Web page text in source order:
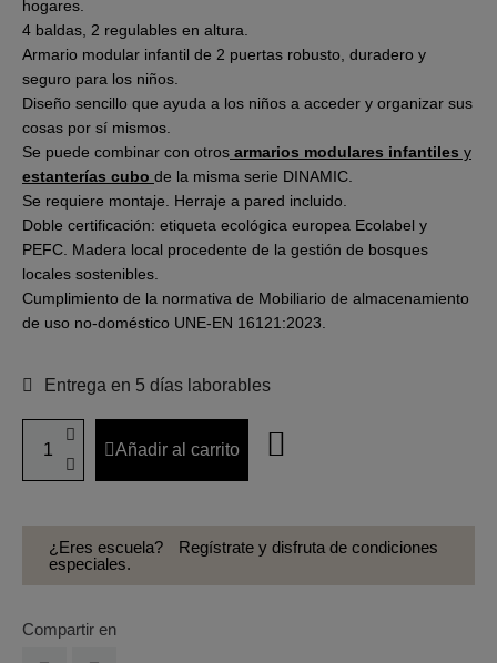
hogares.
4 baldas, 2 regulables en altura.
Armario modular infantil de 2 puertas robusto, duradero y
seguro para los niños.
Diseño sencillo que ayuda a los niños a acceder y organizar sus
cosas por sí mismos.
Se puede combinar con otros armarios modulares infantiles y
estanterías cubo de la misma serie DINAMIC.
Se requiere montaje. Herraje a pared incluido.
Doble certificación: etiqueta ecológica europea Ecolabel y
PEFC. Madera local procedente de la gestión de bosques
locales sostenibles.
Cumplimiento de la normativa de Mobiliario de almacenamiento
de uso no-doméstico UNE-EN 16121:2023.
Entrega en 5 días laborables
Añadir al carrito
¿Eres escuela?
Regístrate y disfruta de condiciones
especiales.
Compartir en